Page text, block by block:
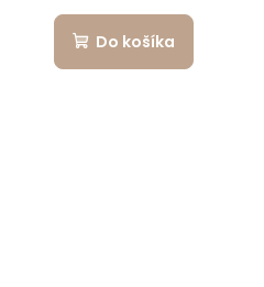
Do košíka